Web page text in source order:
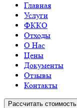
Главная
Услуги
ФККО
Отходы
О Нас
Цены
Документы
Отзывы
Контакты
Рассчитать стоимость